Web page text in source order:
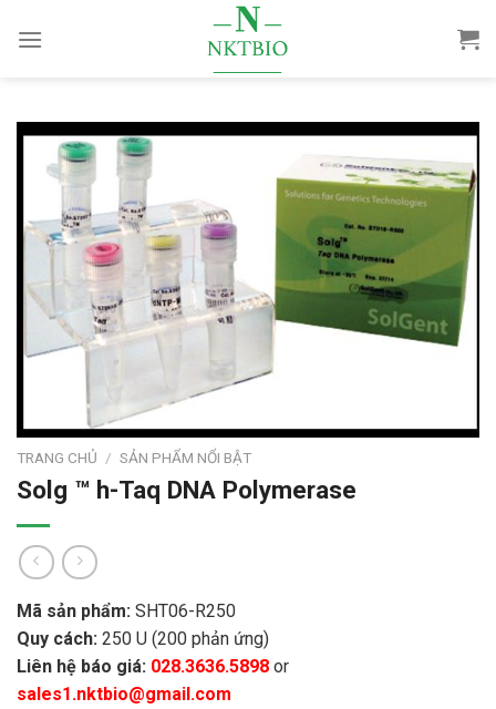
TRANG CHỦ / SẢN PHẨM NỔI BẬT
Solg ™ h-Taq DNA Polymerase
Mã sản phẩm: SHT06-R250
Quy cách: 250 U (200 phản ứng)
Liên hệ báo giá: 028.3636.5898 or
sales1.nktbio@gmail.com